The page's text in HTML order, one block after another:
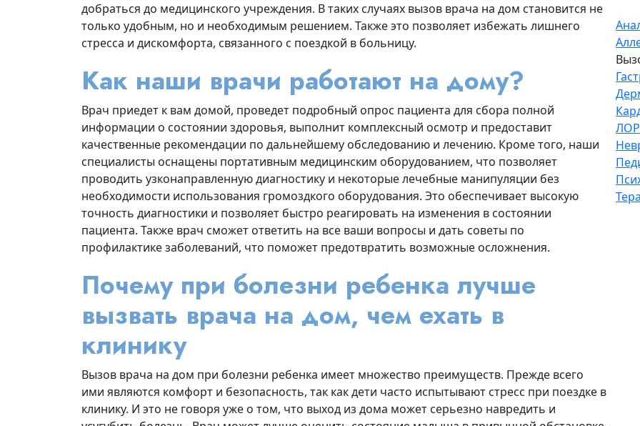
добраться до медицинского учреждения. В таких случаях вызов врача на дом становится не
только удобным, но и необходимым решением. Также это позволяет избежать лишнего
стресса и дискомфорта, связанного с поездкой в больницу.
Как наши врачи работают на дому?
Врач приедет к вам домой, проведет подробный опрос пациента для сбора полной
информации о состоянии здоровья, выполнит комплексный осмотр и предоставит
качественные рекомендации по дальнейшему обследованию и лечению. Кроме того, наши
специалисты оснащены портативным медицинским оборудованием, что позволяет
проводить узконаправленную диагностику и некоторые лечебные манипуляции без
необходимости использования громоздкого оборудования. Это обеспечивает высокую
точность диагностики и позволяет быстро реагировать на изменения в состоянии
пациента. Также врач сможет ответить на все ваши вопросы и дать советы по
профилактике заболеваний, что поможет предотвратить возможные осложнения.
Почему при болезни ребенка лучше
вызвать врача на дом, чем ехать в
клинику
Вызов врача на дом при болезни ребенка имеет множество преимуществ. Прежде всего
ими являются комфорт и безопасность, так как дети часто испытывают стресс при поездке в
клинику. И это не говоря уже о том, что выход из дома может серьезно навредить и
ЛОР